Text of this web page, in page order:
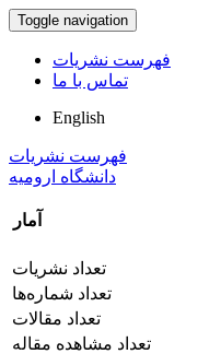
Toggle navigation
فهرست نشریات
تماس با ما
English
فهرست نشریات
دانشگاه ارومیه
آمار
تعداد نشریات
تعداد شماره‌ها
تعداد مقالات
تعداد مشاهده مقاله